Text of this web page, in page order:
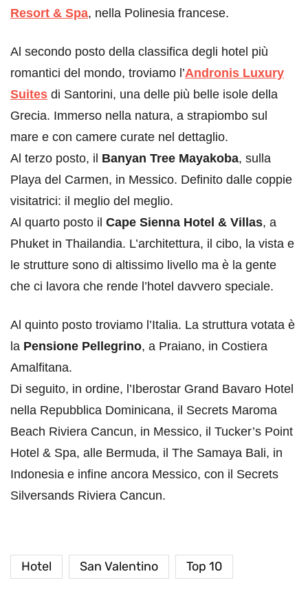
Resort & Spa, nella Polinesia francese.
Al secondo posto della classifica degli hotel più
romantici del mondo, troviamo l’Andronis Luxury
Suites di Santorini, una delle più belle isole della
Grecia. Immerso nella natura, a strapiombo sul
mare e con camere curate nel dettaglio.
Al terzo posto, il Banyan Tree Mayakoba, sulla
Playa del Carmen, in Messico. Definito dalle coppie
visitatrici: il meglio del meglio.
Al quarto posto il Cape Sienna Hotel & Villas, a
Phuket in Thailandia. L’architettura, il cibo, la vista e
le strutture sono di altissimo livello ma è la gente
che ci lavora che rende l’hotel davvero speciale.
Al quinto posto troviamo l’Italia. La struttura votata è
la Pensione Pellegrino, a Praiano, in Costiera
Amalfitana.
Di seguito, in ordine, l’Iberostar Grand Bavaro Hotel
nella Repubblica Dominicana, il Secrets Maroma
Beach Riviera Cancun, in Messico, il Tucker’s Point
Hotel & Spa, alle Bermuda, il The Samaya Bali, in
Indonesia e infine ancora Messico, con il Secrets
Silversands Riviera Cancun.
Hotel San Valentino Top 10